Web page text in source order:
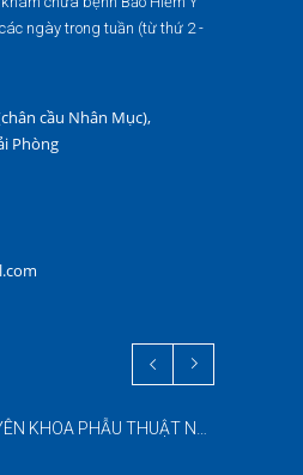
ngày trong tuần (từ thứ 2 -
cầu Nhân Mục),
Phòng